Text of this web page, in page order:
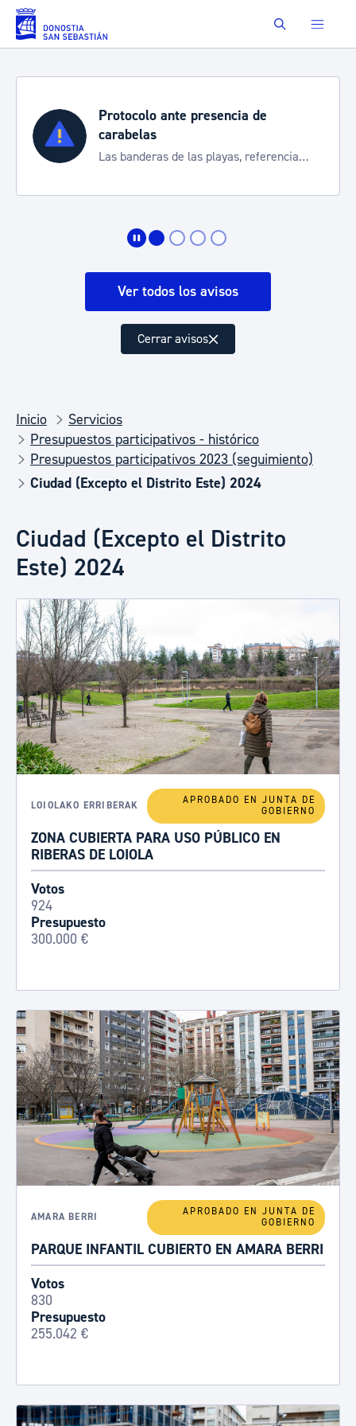
Saltar al contenido principal Buscar
Protocolo ante presencia de
carabelas
Las banderas de las playas, referencia
Ver todos los avisos
Cerrar avisos
Inicio
Servicios
Presupuestos participativos - histórico
Presupuestos participativos 2023 (seguimiento)
Ciudad (Excepto el Distrito Este) 2024
Ciudad (Excepto el Distrito
Este) 2024
LOIOLAKO ERRIBERAK
APROBADO EN JUNTA DE
GOBIERNO
ZONA CUBIERTA PARA USO PÚBLICO EN
RIBERAS DE LOIOLA
Votos
924
Presupuesto
300.000 €
AMARA BERRI
APROBADO EN JUNTA DE
GOBIERNO
PARQUE INFANTIL CUBIERTO EN AMARA BERRI
Votos
830
Presupuesto
255.042 €